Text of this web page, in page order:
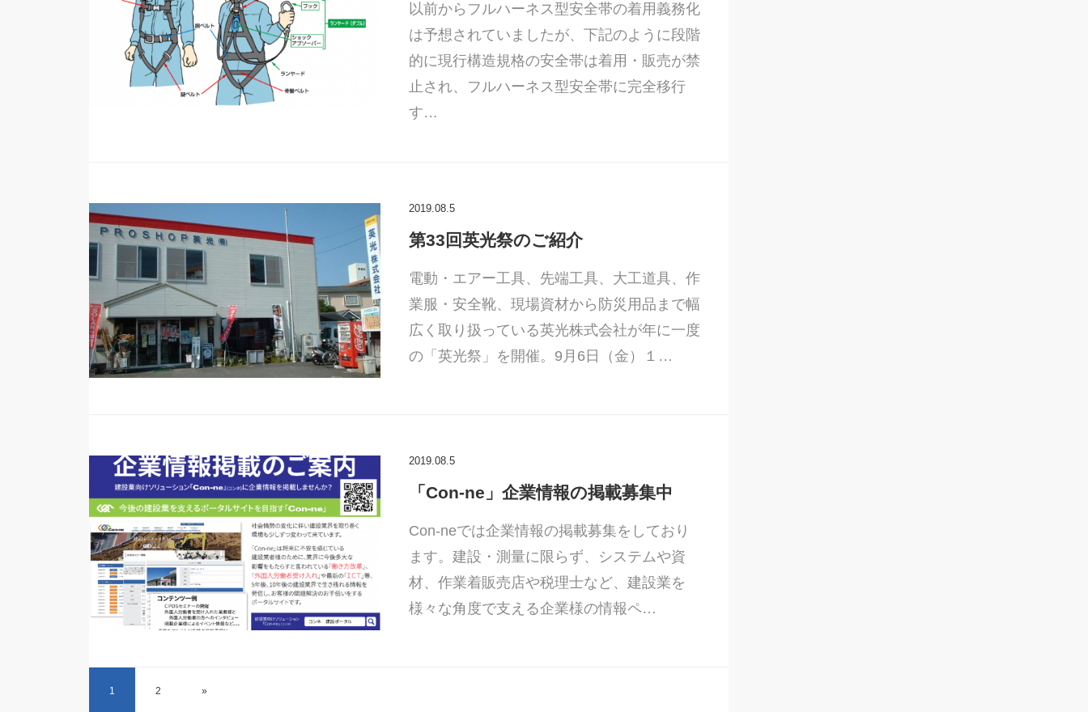
以前からフルハーネス型安全帯の着用義務化
は予想されていましたが、下記のように段階
的に現行構造規格の安全帯は着用・販売が禁
止され、フルハーネス型安全帯に完全移行
す…
2019.08.5
第33回英光祭のご紹介
電動・エアー工具、先端工具、大工道具、作
業服・安全靴、現場資材から防災用品まで幅
広く取り扱っている英光株式会社が年に一度
の「英光祭」を開催。9月6日（金）１…
2019.08.5
「Con-ne」企業情報の掲載募集中
Con-neでは企業情報の掲載募集をしており
ます。建設・測量に限らず、システムや資
材、作業着販売店や税理士など、建設業を
様々な角度で支える企業様の情報ペ…
1 2 »